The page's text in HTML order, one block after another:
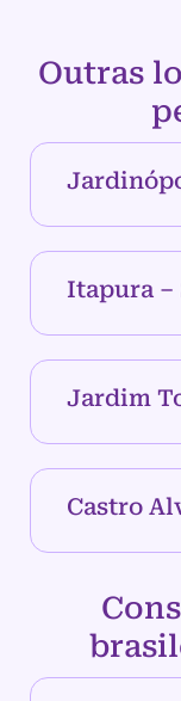
Outras
Itapura –
Jardim
Castro